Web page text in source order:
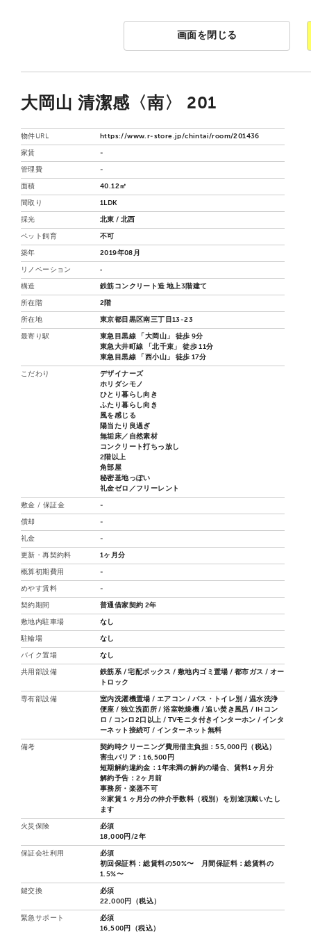
画面を閉じる
大岡山 清潔感〈南〉 201
物件URL https://www.r-store.jp/chintai/room/201436
家賃 -
管理費 -
面積 40.12㎡
間取り 1LDK
採光 北東 / 北西
ペット飼育 不可
築年 2019年08月
リノベーション ‐
構造 鉄筋コンクリート造 地上3階建て
所在階 2階
所在地 東京都目黒区南三丁目13-23
最寄り駅
東急目黒線 「大岡山」 徒歩 9分
東急大井町線 「北千束」 徒歩 11分
東急目黒線 「西小山」 徒歩 17分
こだわり
デザイナーズ
ホリダシモノ
ひとり暮らし向き
ふたり暮らし向き
風を感じる
陽当たり良過ぎ
無垢床／自然素材
コンクリート打ちっ放し
2階以上
角部屋
秘密基地っぽい
礼金ゼロ／フリーレント
敷金 / 保証金 -
償却 -
礼金 -
更新・再契約料 1ヶ月分
概算初期費用 -
めやす賃料 -
契約期間 普通借家契約 2年
敷地内駐車場 なし
駐輪場 なし
バイク置場 なし
共用部設備
鉄筋系 / 宅配ボックス / 敷地内ゴミ置場 / 都市ガス / オー
トロック
専有部設備
室内洗濯機置場 / エアコン / バス・トイレ別 / 温水洗浄
便座 / 独立洗面所 / 浴室乾燥機 / 追い焚き風呂 / IHコン
ロ / コンロ2口以上 / TVモニタ付きインターホン / インタ
ーネット接続可 / インターネット無料
備考
契約時クリーニング費用借主負担：55,000円（税込）
害虫バリア：16,500円
短期解約違約金：1年未満の解約の場合、賃料1ヶ月分
解約予告：2ヶ月前
事務所・楽器不可
※家賃１ヶ月分の仲介手数料（税別）を別途頂戴いたし
ます
火災保険
必須
18,000円/2年
保証会社利用
必須
初回保証料：総賃料の50%〜 月間保証料：総賃料の
1.5%〜
鍵交換
必須
22,000円（税込）
緊急サポート
必須
16,500円（税込）